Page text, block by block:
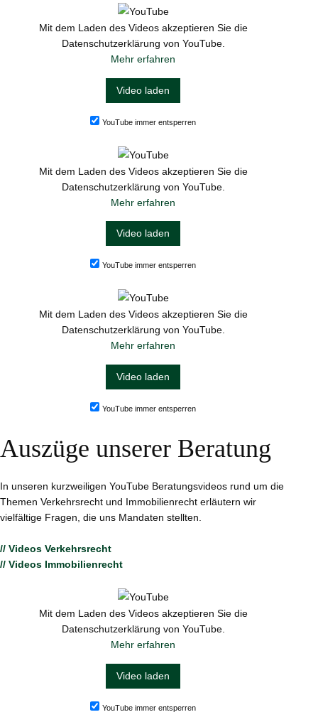
Mit dem Laden des Videos akzeptieren Sie die
Datenschutzerklärung von YouTube.
Mehr erfahren
Video laden
YouTube immer entsperren
Mit dem Laden des Videos akzeptieren Sie die
Datenschutzerklärung von YouTube.
Mehr erfahren
Video laden
YouTube immer entsperren
Mit dem Laden des Videos akzeptieren Sie die
Datenschutzerklärung von YouTube.
Mehr erfahren
Video laden
YouTube immer entsperren
Auszüge unserer Beratung
In unseren kurzweiligen YouTube Beratungsvideos rund um die
Themen Verkehrsrecht und Immobilienrecht erläutern wir
vielfältige Fragen, die uns Mandaten stellten.
// Videos Verkehrsrecht
// Videos Immobilienrecht
Mit dem Laden des Videos akzeptieren Sie die
Datenschutzerklärung von YouTube.
Mehr erfahren
Video laden
YouTube immer entsperren